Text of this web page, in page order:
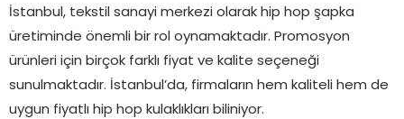
İstanbul, tekstil sanayi merkezi olarak hip hop şapka
üretiminde önemli bir rol oynamaktadır. Promosyon
ürünleri için birçok farklı fiyat ve kalite seçeneği
sunulmaktadır. İstanbul’da, firmaların hem kaliteli hem de
uygun fiyatlı hip hop kulaklıkları biliniyor.